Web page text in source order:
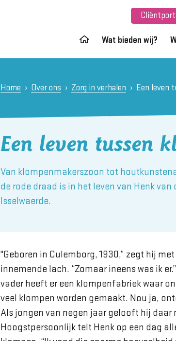
Wat bieden wij?
Home Over ons Zorg in verhalen Een leven
Een leven tussen
Van klompenmakerszoon tot
de rode draad is in het leven van Henk
Isselwaerde.
"Geboren in Culemborg, 1930,” zegt hij met
innemende lach. “Zomaar ineens was ik
vader heeft er een klompenfa­briek waar
veel klompen worden gemaakt. Nou ja,
Als jongen van negen jaar gelooft hij daar
Hoogstpersoonlijk telt Henk op een dag